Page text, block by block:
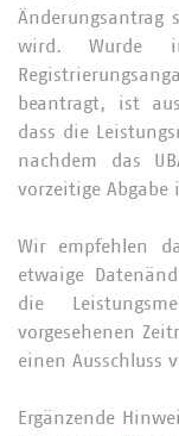
Änderungsantrag
wird. Wurde
beantragt, ist
dass die
nachdem das
vorzeitige
Wir empfehlen
etwaige
die
vorgesehenen
einen Ausschluss
Ergänzende